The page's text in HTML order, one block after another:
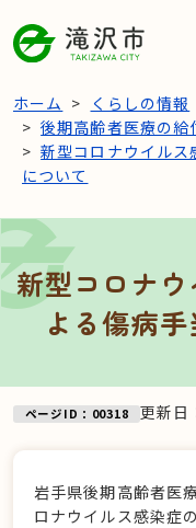
ホーム くらしの情報
後期高齢者医療の給
新型コロナウイル
について
新型コロナ
よる傷病
ページID：00318 更新日
岩手県後期高齢者医
ロナウイルス感染症